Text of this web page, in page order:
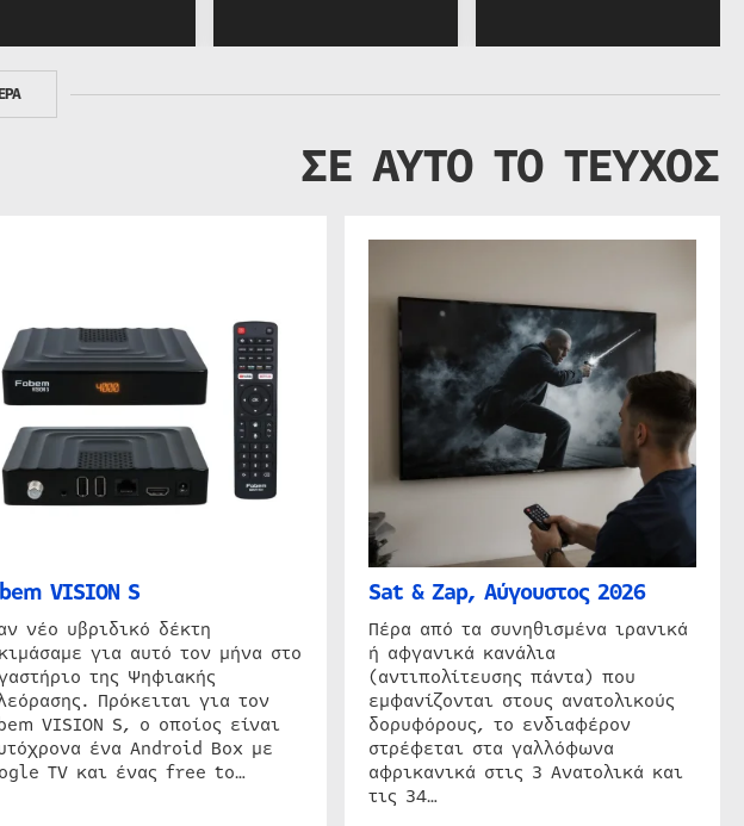
ΣΕ ΑΥΤΟ ΤΟ ΤΕΥΧΟΣ
VISION S
νέο υβριδικό δέκτη
για αυτό τον μήνα στο
της Ψηφιακής
Πρόκειται για τον
VISION S, ο οποίος είναι
ένα Android Box με
TV και ένας free to…
Sat & Zap, Αύγουστος 2026
Πέρα από τα συνηθισμένα ιρανικά
ή αφγανικά κανάλια
(αντιπολίτευσης πάντα) που
εμφανίζονται στους ανατολικούς
δορυφόρους, το ενδιαφέρον
στρέφεται στα γαλλόφωνα
αφρικανικά στις 3 Ανατολικά και
τις 34…